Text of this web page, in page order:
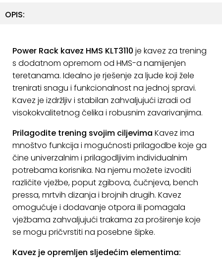
za
NAMA
KONTAKT
Uvjeti
poslovanja
Pravila
o
kolačićima
OPIS:
Power Rack kavez HMS KLT3110 je kavez za trening
s dodatnom opremom od HMS-a namijenjen
teretanama. Idealno je rješenje za ljude koji žele
trenirati snagu i funkcionalnost na jednoj spravi.
Kavez je izdržljiv i stabilan zahvaljujući izradi od
visokokvalitetnog čelika i robusnim zavarivanjima.
Prilagodite trening svojim ciljevima Kavez ima
mnoštvo funkcija i mogućnosti prilagodbe koje ga
čine univerzalnim i prilagodljivim individualnim
potrebama korisnika. Na njemu možete izvoditi
različite vježbe, poput zgibova, čučnjeva, bench
pressa, mrtvih dizanja i brojnih drugih. Kavez
omogućuje i dodavanje otpora ili pomagala
vježbama zahvaljujući trakama za proširenje koje
se mogu pričvrstiti na posebne šipke.
Kavez je opremljen sljedećim elementima: